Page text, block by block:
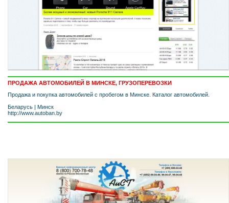
ПРОДАЖА АВТОМОБИЛЕЙ В МИНСКЕ, ГРУЗОПЕРЕВОЗКИ
Продажа и покупка автомобилей с пробегом в Минске. Каталог автомобилей.
Беларусь | Минск
http://www.autoban.by